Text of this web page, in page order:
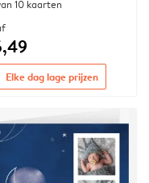
10 kaarten
Elke dag lage prijzen